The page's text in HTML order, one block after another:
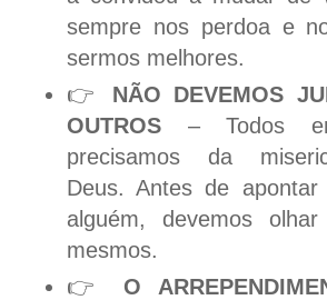
sempre nos perdoa e
sermos melhores.
👉 NÃO DEVEMOS
OUTROS – Todos
precisamos da
Deus. Antes de
alguém, devemos
mesmos.
👉 O